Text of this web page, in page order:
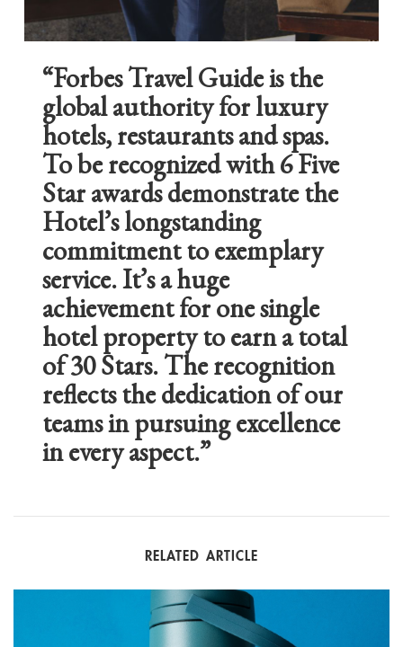
“Forbes Travel Guide is the
global authority for luxury
hotels, restaurants and spas.
To be recognized with 6 Five
Star awards demonstrate the
Hotel’s longstanding
commitment to exemplary
service. It’s a huge
achievement for one single
hotel property to earn a total
of 30 Stars. The recognition
reflects the dedication of our
teams in pursuing excellence
in every aspect.”
RELATED ARTICLE